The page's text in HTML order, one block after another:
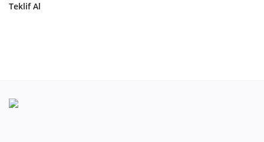
Teklif Al